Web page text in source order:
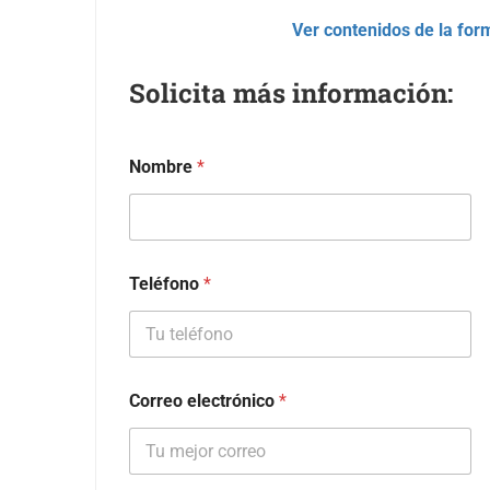
Ver contenidos de la
Solicita más información:
Nombre *
Teléfono *
Correo electrónico *